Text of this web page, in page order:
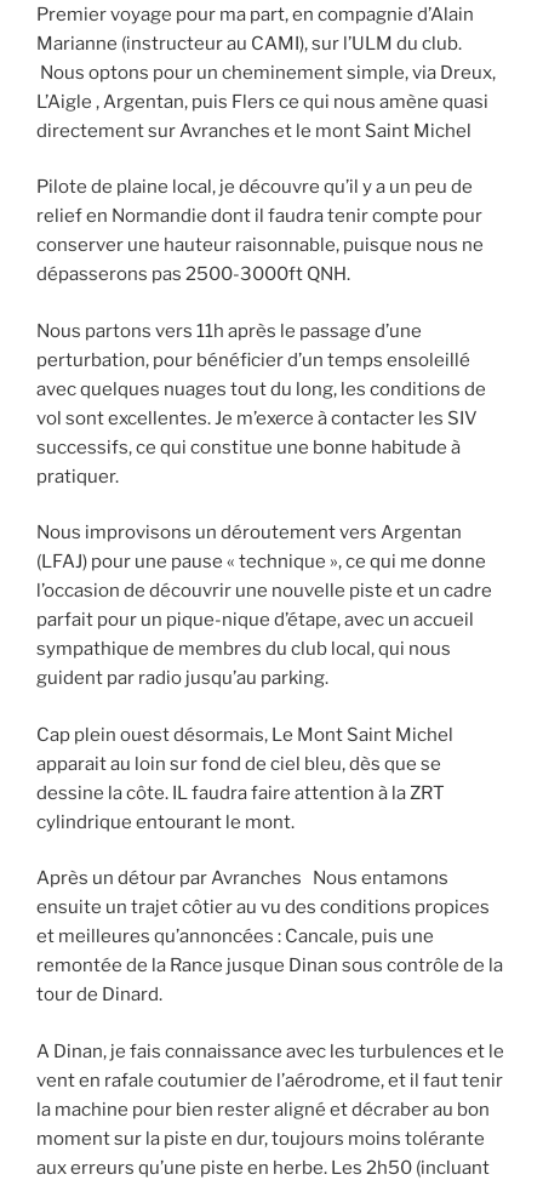
Premier voyage pour ma part, en compagnie d’Alain
Marianne (instructeur au CAMI), sur l’ULM du club.
Nous optons pour un cheminement simple, via Dreux,
L’Aigle , Argentan, puis Flers ce qui nous amène quasi
directement sur Avranches et le mont Saint Michel
Pilote de plaine local, je découvre qu’il y a un peu de
relief en Normandie dont il faudra tenir compte pour
conserver une hauteur raisonnable, puisque nous ne
dépasserons pas 2500-3000ft QNH.
Nous partons vers 11h après le passage d’une
perturbation, pour bénéficier d’un temps ensoleillé
avec quelques nuages tout du long, les conditions de
vol sont excellentes. Je m’exerce à contacter les SIV
successifs, ce qui constitue une bonne habitude à
pratiquer.
Nous improvisons un déroutement vers Argentan
(LFAJ) pour une pause « technique », ce qui me donne
l’occasion de découvrir une nouvelle piste et un cadre
parfait pour un pique-nique d’étape, avec un accueil
sympathique de membres du club local, qui nous
guident par radio jusqu’au parking.
Cap plein ouest désormais, Le Mont Saint Michel
apparait au loin sur fond de ciel bleu, dès que se
dessine la côte. IL faudra faire attention à la ZRT
cylindrique entourant le mont.
Après un détour par Avranches Nous entamons
ensuite un trajet côtier au vu des conditions propices
et meilleures qu’annoncées : Cancale, puis une
remontée de la Rance jusque Dinan sous contrôle de la
tour de Dinard.
A Dinan, je fais connaissance avec les turbulences et le
vent en rafale coutumier de l’aérodrome, et il faut tenir
la machine pour bien rester aligné et décraber au bon
moment sur la piste en dur, toujours moins tolérante
aux erreurs qu’une piste en herbe. Les 2h50 (incluant